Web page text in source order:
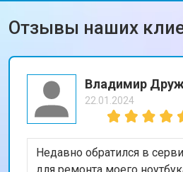
Отзывы наших
Владимир
22.01.2024
Недавно обратился в